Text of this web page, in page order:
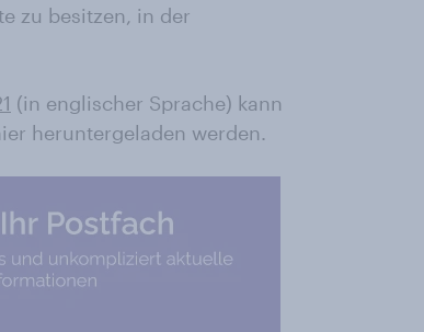
zu besitzen, in der
(in englischer Sprache) kann
heruntergeladen werden.